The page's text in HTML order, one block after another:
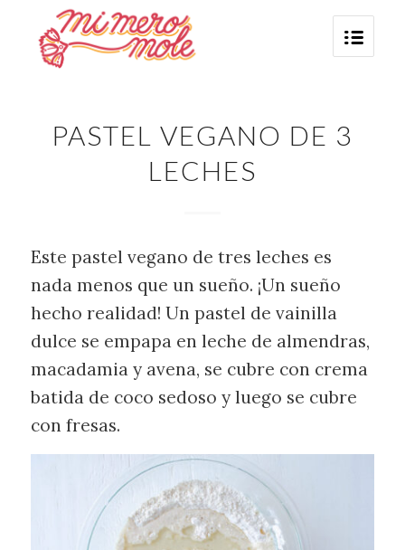
PASTEL VEGANO DE 3
LECHES
Este pastel vegano de tres leches es
nada menos que un sueño. ¡Un sueño
hecho realidad! Un pastel de vainilla
dulce se empapa en leche de almendras,
macadamia y avena, se cubre con crema
batida de coco sedoso y luego se cubre
con fresas.